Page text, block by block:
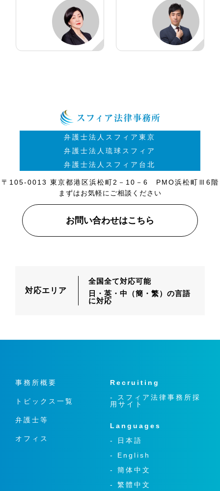
弁護士法人スフィア東京
弁護士法人琉球スフィア
弁護士法人スフィア台北
〒105-0013 東京都港区浜松町2－10－6 PMO浜松町Ⅲ6階
まずはお気軽にご相談ください
お問い合わせはこちら
対応エリア
全国全て対応可能
日・英・中（簡・繁）の言語
に対応
事務所概要
トピックス一覧
弁護士等
オフィス
Recruiting
- スフィア法律事務所採
用サイト
Languages
- 日本語
- English
- 簡体中文
- 繁體中文